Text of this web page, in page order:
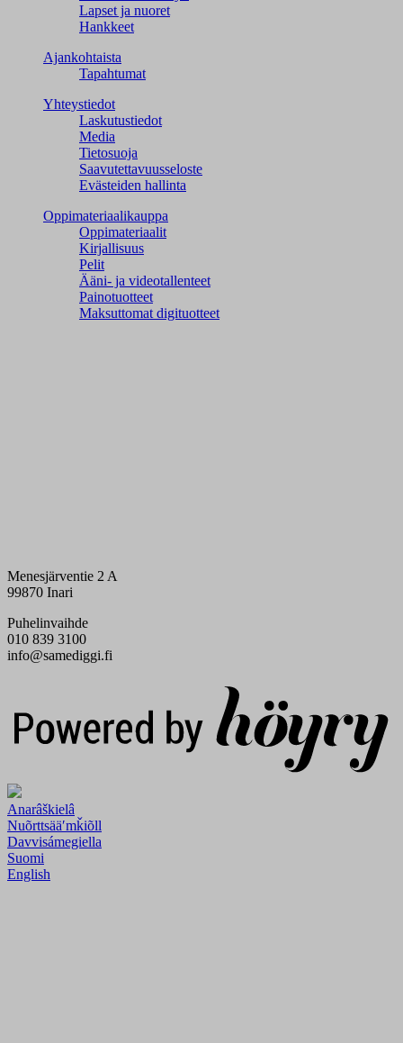
Lapset ja nuoret
Hankkeet
Ajankohtaista
Tapahtumat
Yhteystiedot
Laskutustiedot
Media
Tietosuoja
Saavutettavuusseloste
Evästeiden hallinta
Oppimateriaalikauppa
Oppimateriaalit
Kirjallisuus
Pelit
Ääni- ja videotallenteet
Painotuotteet
Maksuttomat digituotteet
Menesjärventie 2 A
99870 Inari
Puhelinvaihde
010 839 3100
info@samediggi.fi
Anarâškielâ
Nuõrttsääʹmǩiõll
Davvisámegiella
Suomi
English